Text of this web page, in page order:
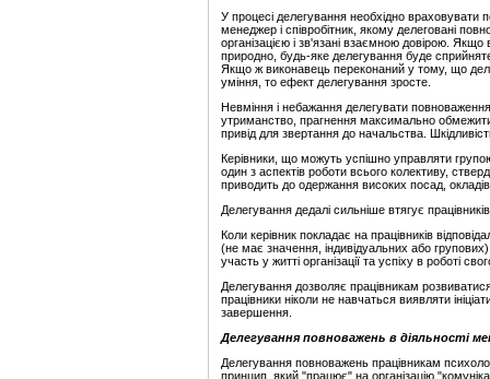
У процесі делегування необхідно враховувати
менеджер і співробітник, якому делеговані
організацією і зв'язані взаємною довірою.
природно, будь-яке делегування буде
Якщо ж виконавець переконаний у тому, що
уміння, то ефект делегування зросте.
Невміння і небажання делегувати повноваження
утриманство, прагнення максимально
привід для звертання до начальства.
Керівники, що можуть успішно управляти
один з аспектів роботи всього колективу,
приводить до одержання високих посад, окладів
Делегування дедалі сильніше втягує працівників
Коли керівник покладає на працівників
(не має значення, індивідуальних або
участь у житті організації та успіху в роботі
Делегування дозволяє працівникам
працівники ніколи не навчаться виявляти
завершення.
Делегування повноважень в діяльності
Делегування повноважень працівникам
принцип, який "працює" на організацію